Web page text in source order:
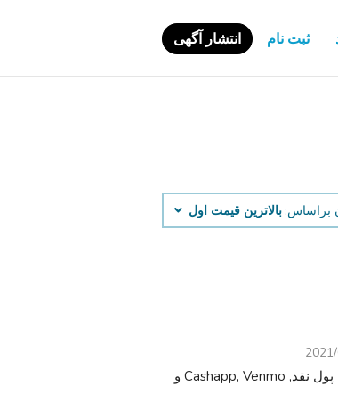
ثبت نام انتشار آگهی
براساس: بالاترین قیمت اول
زیبا دستبند سنگ سنگ مچ دست. وانت ایوان در زمینی. (سنت لوئیس) پول نقد, Cashapp, Venmo و